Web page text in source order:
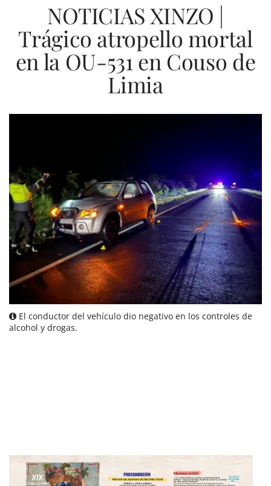
NOTICIAS XINZO |
Trágico atropello mortal
en la OU-531 en Couso de
Limia
El conductor del vehículo dio negativo en los controles de
alcohol y drogas.